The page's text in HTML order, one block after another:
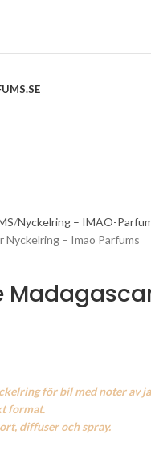
Nyckelring – IMAO-
Nyckelring – Imao Parfums
för bil med noter av
format.
diffuser och spray.